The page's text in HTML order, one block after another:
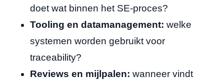
doet wat binnen het SE-proces?
Tooling en datamanagement: welke
systemen worden gebruikt voor
traceability?
Reviews en mijlpalen: wanneer vindt